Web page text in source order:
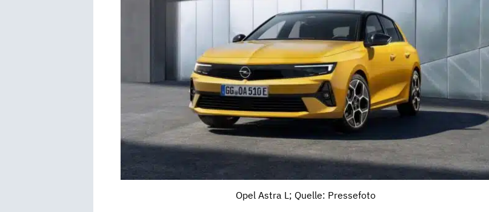
Opel Astra L; Quelle: Pressefoto